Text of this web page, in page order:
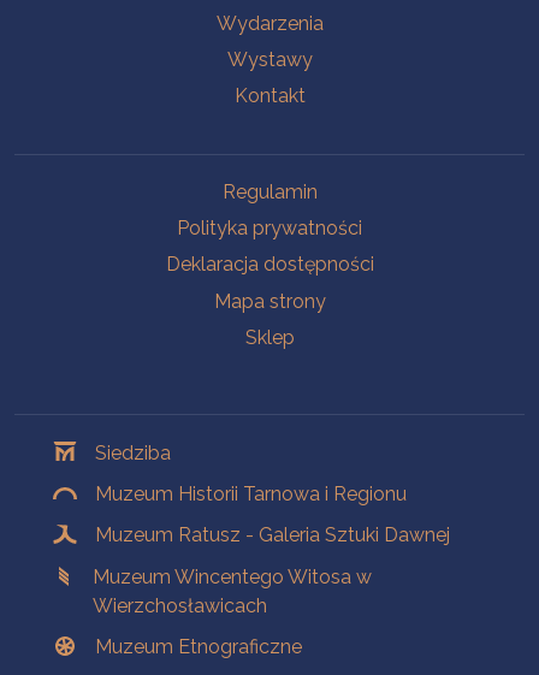
Wydarzenia
Wystawy
Kontakt
Regulamin
Polityka prywatności
Deklaracja dostępności
Mapa strony
Sklep
Siedziba
Muzeum Historii Tarnowa i Regionu
Muzeum Ratusz - Galeria Sztuki Dawnej
Muzeum Wincentego Witosa w
Wierzchosławicach
Muzeum Etnograficzne